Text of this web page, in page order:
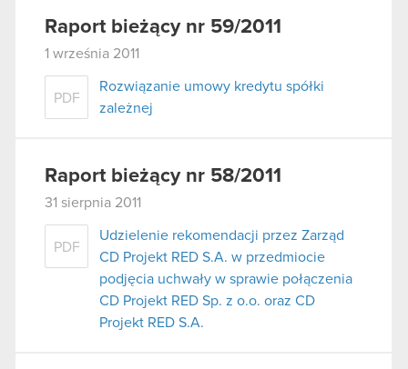
Raport bieżący nr 59/2011
1 września 2011
PDF
Rozwiązanie umowy kredytu spółki
zależnej
Raport bieżący nr 58/2011
31 sierpnia 2011
PDF
Udzielenie rekomendacji przez Zarząd
CD Projekt RED S.A. w przedmiocie
podjęcia uchwały w sprawie połączenia
CD Projekt RED Sp. z o.o. oraz CD
Projekt RED S.A.